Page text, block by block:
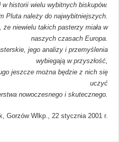
w historii wielu wybitnych biskupów.
Pluta należy do najwybitniejszych.
niewielu takich pasterzy miała w
naszych czasach Europa.
jego analizy i przemyślenia
wybiegają w przyszłość,
jeszcze można będzie z nich się
uczyć
nowoczesnego i skutecznego.
Gorzów Wlkp., 22 stycznia 2001 r.